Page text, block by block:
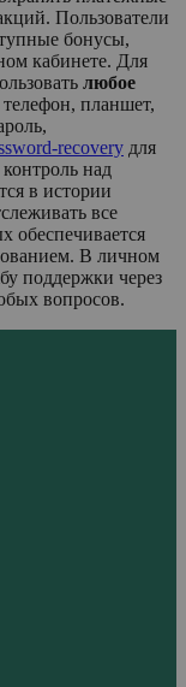
Пользователи
бонусы,
кабинете. Для
любое
планшет,
recovery для
над
в истории
все
обеспечивается
В личном
поддержки через
вопросов.